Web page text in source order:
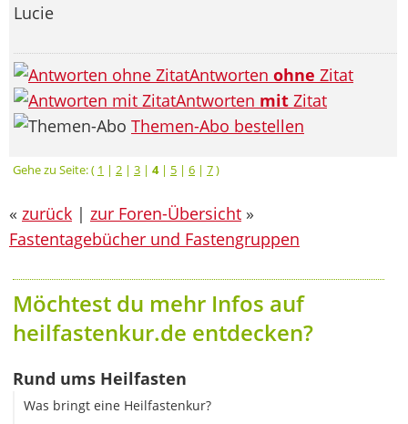
Lucie
Antworten ohne Zitat
Antworten mit Zitat
Themen-Abo bestellen
Gehe zu Seite: ( 1 | 2 | 3 | 4| 5 | 6 | 7)
« zurück | zur Foren-Übersicht »
Fastentagebücher und Fastengruppen
Möchtest du mehr Infos auf
heilfastenkur.de entdecken?
Rund ums Heilfasten
Was bringt eine Heilfastenkur?